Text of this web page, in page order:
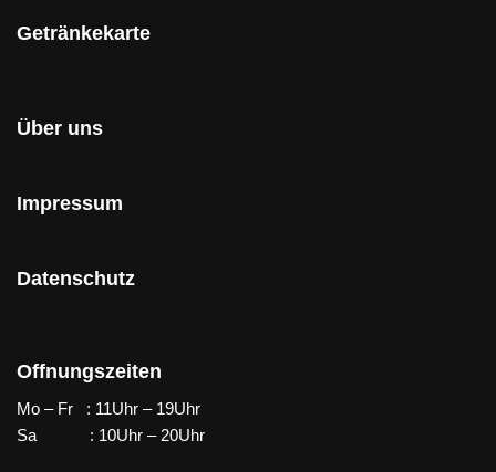
Getränkekarte
Über uns
Impressum
Datenschutz
Offnungszeiten
Mo – Fr : 11Uhr – 19Uhr
Sa : 10Uhr – 20Uhr